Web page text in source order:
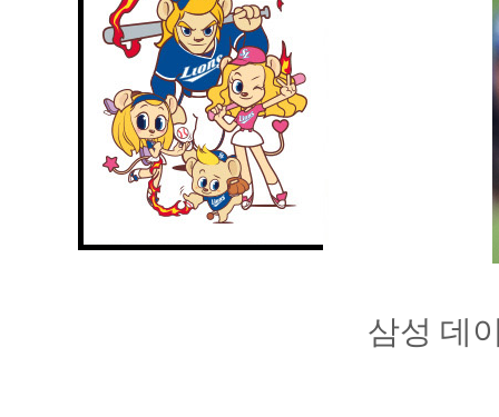
삼성 데